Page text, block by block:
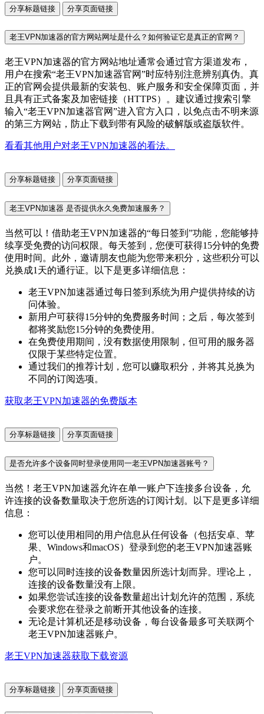
分享标题链接 分享页面链接
老王VPN加速器的官方网站网址是什么？如何验证它是真正的官网？
老王VPN加速器的官方网站地址通常会通过官方渠道发布，
用户在搜索“老王VPN加速器官网”时应特别注意辨别真伪。真
正的官网会提供最新的安装包、账户服务和安全保障页面，并
且具有正式备案及加密链接（HTTPS）。建议通过搜索引擎
输入“老王VPN加速器官网”进入官方入口，以免点击不明来源
的第三方网站，防止下载到带有风险的破解版或盗版软件。
看看其他用户对老王VPN加速器的看法。
分享标题链接 分享页面链接
老王VPN加速器 是否提供永久免费加速服务？
当然可以！借助老王VPN加速器的“每日签到”功能，您能够持
续享受免费的访问权限。每天签到，您便可获得15分钟的免费
使用时间。此外，邀请朋友也能为您带来积分，这些积分可以
兑换成1天的通行证。以下是更多详细信息：
老王VPN加速器通过每日签到系统为用户提供持续的访
问体验。
新用户可获得15分钟的免费服务时间；之后，每次签到
都将奖励您15分钟的免费使用。
在免费使用期间，没有数据使用限制，但可用的服务器
仅限于某些特定位置。
通过我们的推荐计划，您可以赚取积分，并将其兑换为
不同的订阅选项。
获取老王VPN加速器的免费版本
分享标题链接 分享页面链接
是否允许多个设备同时登录使用同一老王VPN加速器账号？
当然！老王VPN加速器允许在单一账户下连接多台设备，允
许连接的设备数量取决于您所选的订阅计划。以下是更多详细
信息：
您可以使用相同的用户信息从任何设备（包括安卓、苹
果、Windows和macOS）登录到您的老王VPN加速器账
户。
您可以同时连接的设备数量因所选计划而异。理论上，
连接的设备数量没有上限。
如果您尝试连接的设备数量超出计划允许的范围，系统
会要求您在登录之前断开其他设备的连接。
无论是计算机还是移动设备，每台设备最多可关联两个
老王VPN加速器账户。
老王VPN加速器获取下载资源
分享标题链接 分享页面链接